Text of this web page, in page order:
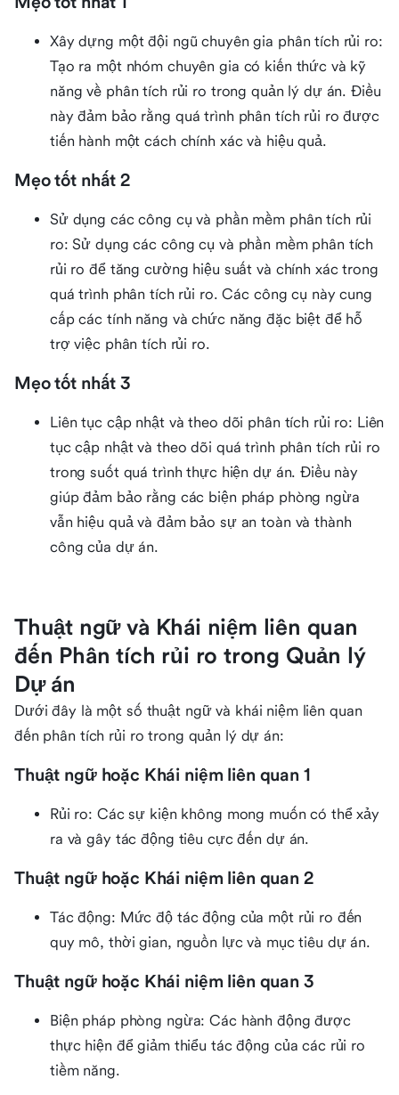
Xây dựng một đội ngũ chuyên gia phân tích rủi ro:
Tạo ra một nhóm chuyên gia có kiến thức và kỹ
năng về phân tích rủi ro trong quản lý dự án. Điều
này đảm bảo rằng quá trình phân tích rủi ro được
tiến hành một cách chính xác và hiệu quả.
Mẹo tốt nhất 2
Sử dụng các công cụ và phần mềm phân tích rủi
ro: Sử dụng các công cụ và phần mềm phân tích
rủi ro để tăng cường hiệu suất và chính xác trong
quá trình phân tích rủi ro. Các công cụ này cung
cấp các tính năng và chức năng đặc biệt để hỗ
trợ việc phân tích rủi ro.
Mẹo tốt nhất 3
Liên tục cập nhật và theo dõi phân tích rủi ro: Liên
tục cập nhật và theo dõi quá trình phân tích rủi ro
trong suốt quá trình thực hiện dự án. Điều này
giúp đảm bảo rằng các biện pháp phòng ngừa
vẫn hiệu quả và đảm bảo sự an toàn và thành
công của dự án.
Thuật ngữ và Khái niệm liên quan
đến Phân tích rủi ro trong Quản lý
Dự án
Dưới đây là một số thuật ngữ và khái niệm liên quan
đến phân tích rủi ro trong quản lý dự án:
Thuật ngữ hoặc Khái niệm liên quan 1
Rủi ro: Các sự kiện không mong muốn có thể xảy
ra và gây tác động tiêu cực đến dự án.
Thuật ngữ hoặc Khái niệm liên quan 2
Tác động: Mức độ tác động của một rủi ro đến
quy mô, thời gian, nguồn lực và mục tiêu dự án.
Thuật ngữ hoặc Khái niệm liên quan 3
Biện pháp phòng ngừa: Các hành động được
thực hiện để giảm thiểu tác động của các rủi ro
tiềm năng.